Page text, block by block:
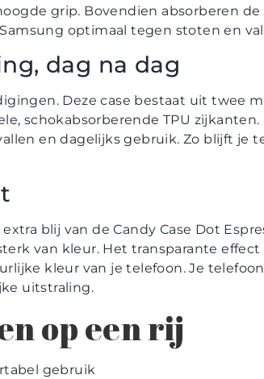
grip. Bovendien absorberen
optimaal tegen stoten en
dag na dag
Deze case bestaat uit twee
schokabsorberende TPU zijkanten.
en dagelijks gebruik. Zo blijft je
blij van de Candy Case Dot
van kleur. Het transparante
kleur van je telefoon. Je
uitstraling.
op een rij
gebruik